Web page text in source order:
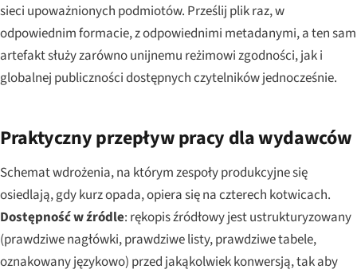
sieci upoważnionych podmiotów. Prześlij plik raz, w
odpowiednim formacie, z odpowiednimi metadanymi, a ten sam
artefakt służy zarówno unijnemu reżimowi zgodności, jak i
globalnej publiczności dostępnych czytelników jednocześnie.
Praktyczny przepływ pracy dla wydawców
Schemat wdrożenia, na którym zespoły produkcyjne się
osiedlają, gdy kurz opada, opiera się na czterech kotwicach.
Dostępność w źródle: rękopis źródłowy jest ustrukturyzowany
(prawdziwe nagłówki, prawdziwe listy, prawdziwe tabele,
oznakowany językowo) przed jakąkolwiek konwersją, tak aby